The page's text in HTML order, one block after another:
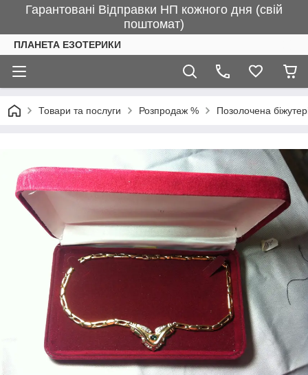
Гарантовані Відправки НП кожного дня (свій
поштомат)
ПЛАНЕТА ЕЗОТЕРИКИ
Товари та послуги Розпродаж % Позолочена